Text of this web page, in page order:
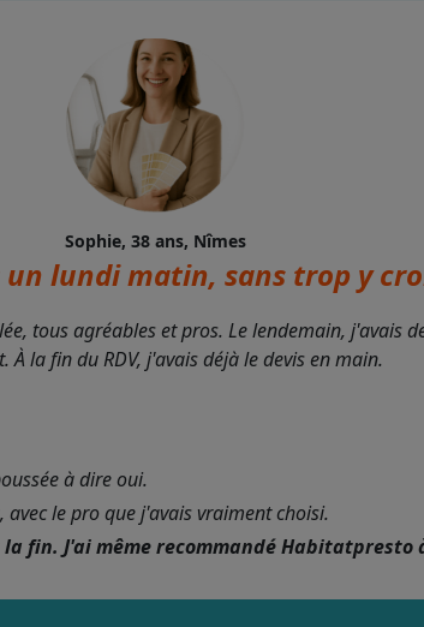
Sophie, 38 ans, Nîmes
un lundi matin, sans trop y
tous agréables et pros. Le lendemain, j'avais
la fin du RDV, j'avais déjà le devis en main.
à dire oui.
le pro que j'avais vraiment choisi.
fin. J'ai même recommandé Habitatpresto